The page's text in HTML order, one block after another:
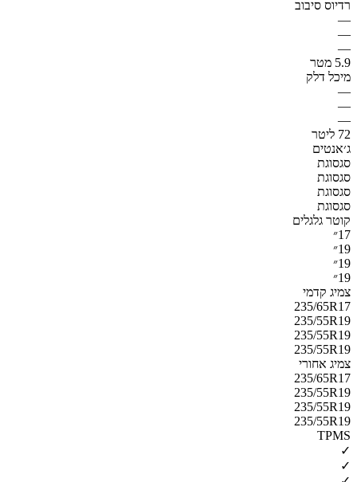
רדיוס סיבוב
—
—
—
5.9 מטר
מיכל דלק
—
—
—
72 ליטר
ג׳אנטים
סגסוגת
סגסוגת
סגסוגת
סגסוגת
קוטר גלגלים
17״
19״
19״
19״
צמיג קדמי
235/65R17
235/55R19
235/55R19
235/55R19
צמיג אחורי
235/65R17
235/55R19
235/55R19
235/55R19
TPMS
✓
✓